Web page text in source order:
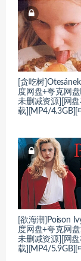
[贪吃树
度网盘+夸克网
未删减资源][网
载][MP4/4.3GB][
[欲海潮]Poison
度网盘+夸克网
未删减资源][网
载][MP4/5.9GB][